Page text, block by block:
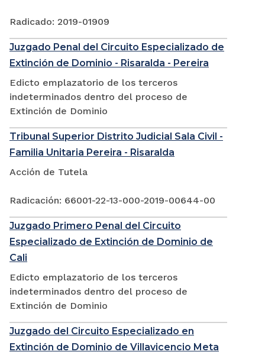
Radicado: 2019-01909
Juzgado Penal del Circuito Especializado de
Extinción de Dominio - Risaralda - Pereira
Edicto emplazatorio de los terceros
indeterminados dentro del proceso de
Extinción de Dominio
Tribunal Superior Distrito Judicial Sala Civil -
Familia Unitaria Pereira - Risaralda
Acción de Tutela
Radicación: 66001-22-13-000-2019-00644-00
Juzgado Primero Penal del Circuito
Especializado de Extinción de Dominio de
Cali
Edicto emplazatorio de los terceros
indeterminados dentro del proceso de
Extinción de Dominio
Juzgado del Circuito Especializado en
Extinción de Dominio de Villavicencio Meta